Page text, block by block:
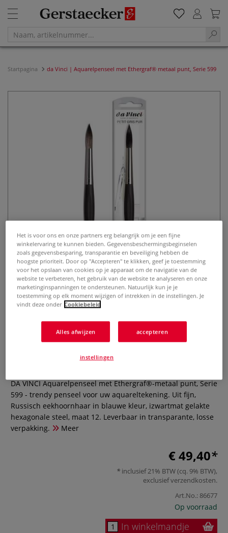
Startpagina da Vinci | Aquarelpenseel met Ethergraf® metaal punt, Serie 599
da Vinci | Aquarelpenseel met
Ethergraf® metaal punt, Serie
0 Beoordeling
DA VINCI Aquarelpenseel met Ethergraf®-metaal punt, Serie
599 - trendy penseel voor uw aquareltekening. Uit fijn,
Russisch eekhoornhaar in blauwe kleur, izwartmat gelakte
hexagonale steel, maat 12. Leverbaar in transparante, losse
verpakking.
Meer
€ 49,40
inclusief 21% BTW (cq. 9% BTW),
exclusiefverzendkosten.
Art.No.: 86677
Op voorraad
In winkelmandje
Het is voor ons en onze partners erg belangrijk om je een fijne
winkelervaring te kunnen bieden. Gegevensbeschermingsbeginselen
zoals gegevensbesparing, transparantie en beveiliging hebben de
hoogste prioriteit. Door op "Accepteren" te klikken, geef je toestemming
voor het opslaan van cookies op je apparaat om de navigatie van de
website te verbeteren, het gebruik van de website te analyseren en onze
marketinginspanningen te ondersteunen. Natuurlijk kun je je
toestemming op elk moment wijzigen of intrekken in de instellingen. Je
vindt deze onder Cookiebeleid
Alles afwijzen accepteren
instellingen